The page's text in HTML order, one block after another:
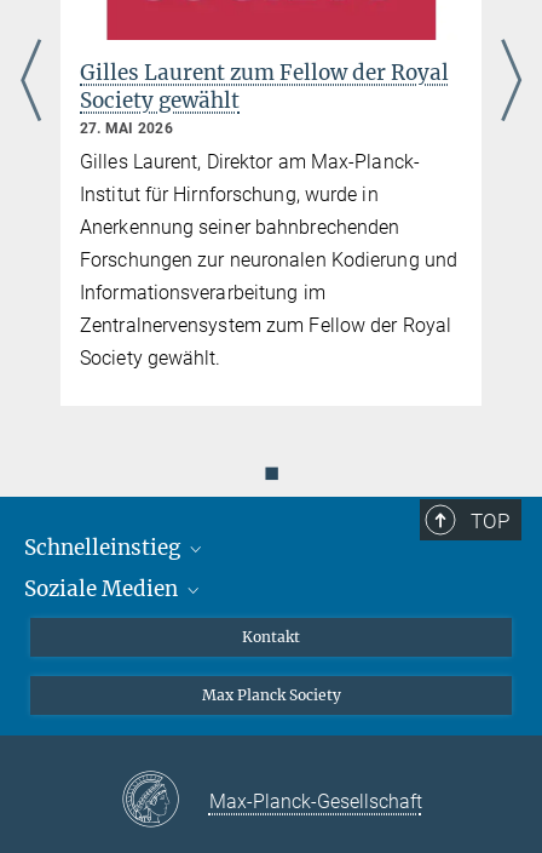
Gilles Laurent zum Fellow der Royal
Society gewählt
27. MAI 2026
Gilles Laurent, Direktor am Max-Planck-
Institut für Hirnforschung, wurde in
Anerkennung seiner bahnbrechenden
Forschungen zur neuronalen Kodierung und
Informationsverarbeitung im
Zentralnervensystem zum Fellow der Royal
Society gewählt.
◼
TOP
Schnelleinstieg
Journalisten
Soziale Medien
Twitter
Kontakt
Max Planck Society
Max-Planck-Gesellschaft